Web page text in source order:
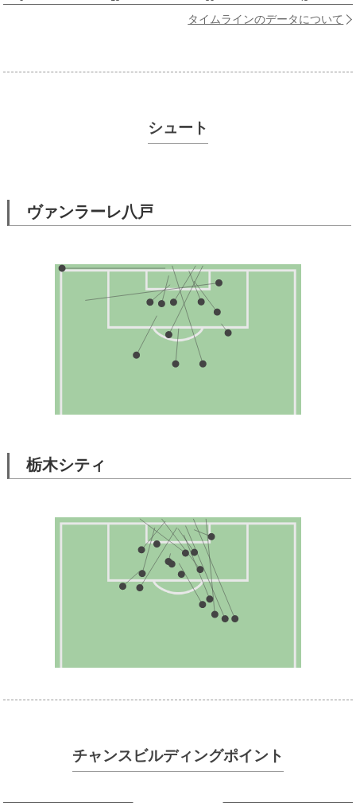
タイムラインのデータについて
シュート
ヴァンラーレ八戸
栃木シティ
チャンスビルディングポイント